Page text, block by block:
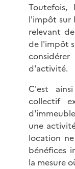
Toutefois,
l'impôt sur
relevant
de l'impôt
d'activité.
C'est
collectif
une
location
bénéfices
la mesure